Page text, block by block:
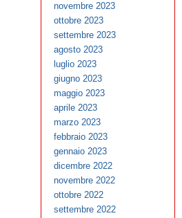
novembre 2023
ottobre 2023
settembre 2023
agosto 2023
luglio 2023
giugno 2023
maggio 2023
aprile 2023
marzo 2023
febbraio 2023
gennaio 2023
dicembre 2022
novembre 2022
ottobre 2022
settembre 2022